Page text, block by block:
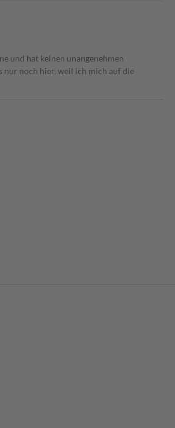
und hat keinen unangenehmen
nur noch hier, weil ich mich auf die